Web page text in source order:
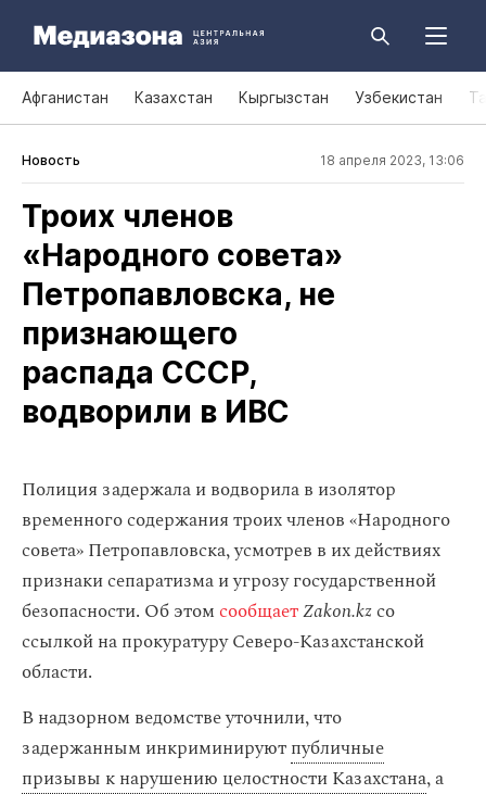
Афганистан Казахстан Кыргызстан Узбекистан
Новость 18 апреля 2023, 13:06
Троих членов
«Народного совета»
Петропавловска, не
признающего
распада СССР,
водворили в ИВС
Полиция задержала и водворила в изолятор
временного содержания троих членов «Народного
совета» Петропавловска, усмотрев в их действиях
признаки сепаратизма и угрозу государственной
безопасности. Об этомсообщаетZakon.kzсо
ссылкой на прокуратуру Северо-Казахстанской
области.
В надзорном ведомстве уточнили, что
задержанным инкриминируютпубличные
призывы к нарушению целостности Казахстана, а